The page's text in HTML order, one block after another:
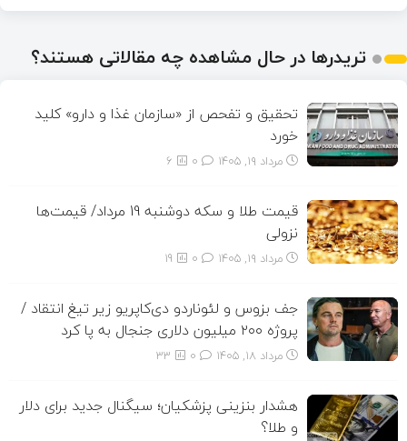
تریدرها در حال مشاهده چه مقالاتی هستند؟
تحقیق و تفحص از «سازمان غذا و دارو» کلید
خورد
مرداد ۱۹, ۱۴۰۵ 6
قیمت طلا و سکه دوشنبه 19 مرداد/ قیمت‌ها
نزولی
مرداد ۱۹, ۱۴۰۵ 19
جف بزوس و لئوناردو دی‌کاپریو زیر تیغ انتقاد /
پروژه ۲۰۰ میلیون دلاری جنجال به پا کرد
مرداد ۱۸, ۱۴۰۵ 33
هشدار بنزینی پزشکیان؛ سیگنال جدید برای دلار
و طلا؟